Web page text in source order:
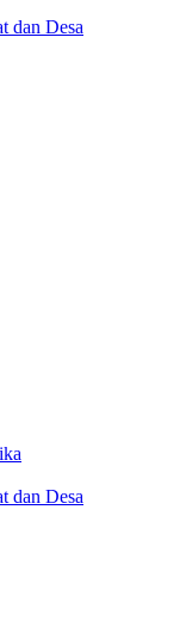
dan Desa
dan Desa